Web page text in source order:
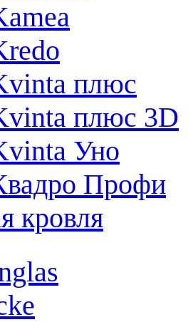
плюс
плюс 3D
Уно
Профи
кровля